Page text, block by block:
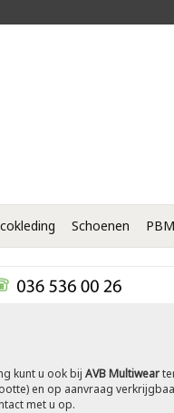
Schoenen PBM
kunt u ook bij AVB Multiwear
en op aanvraag
met u op.